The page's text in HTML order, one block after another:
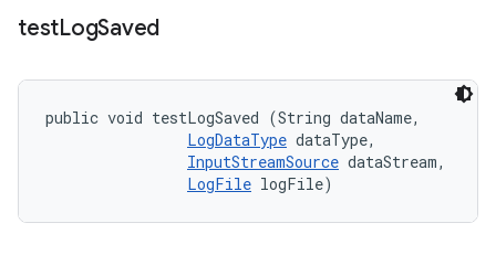
testLogSaved
public void testLogSaved (String dataName,
LogDataType dataType,
InputStreamSource dataStream,
LogFile logFile)